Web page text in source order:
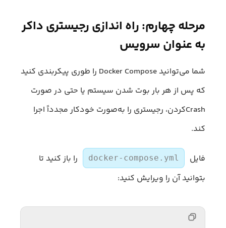
مرحله چهارم: راه‌ اندازی رجیستری داکر
به عنوان سرویس
شما می‌توانید Docker Compose را طوری پیکربندی کنید
که پس از هر بار بوت شدن سیستم یا حتی در صورت
Crashکردن، رجیستری را به‌صورت خودکار مجدداً اجرا
کند.
فایل docker-compose.yml
را باز کنید تا
بتوانید آن را ویرایش کنید: